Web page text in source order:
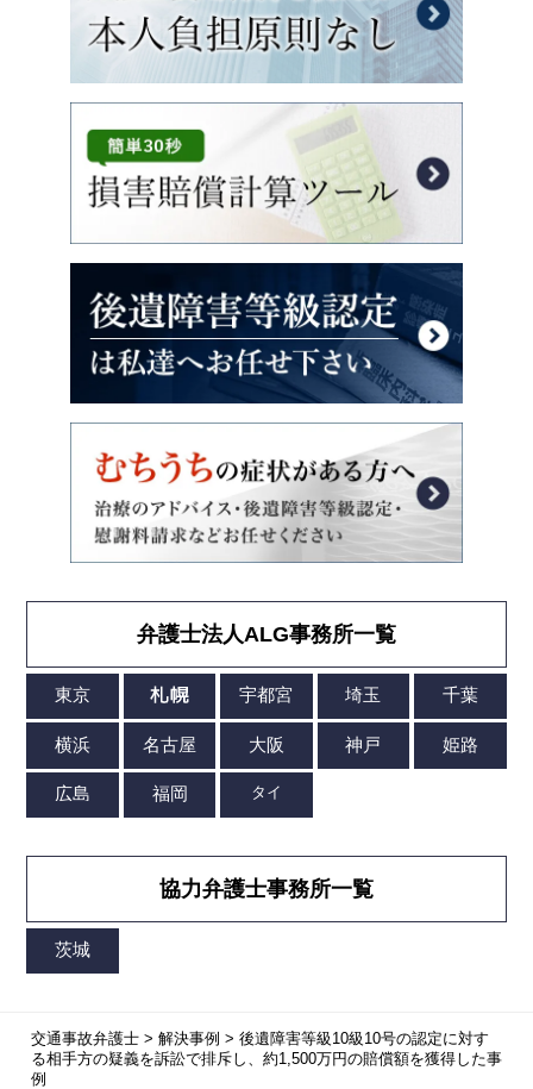
弁護士法人ALG事務所一覧
協力弁護士事務所一覧
交通事故弁護士> 解決事例 > 後遺障害等級10級10号の認定に対す
る相手方の疑義を訴訟で排斥し、約1,500万円の賠償額を獲得した事
例